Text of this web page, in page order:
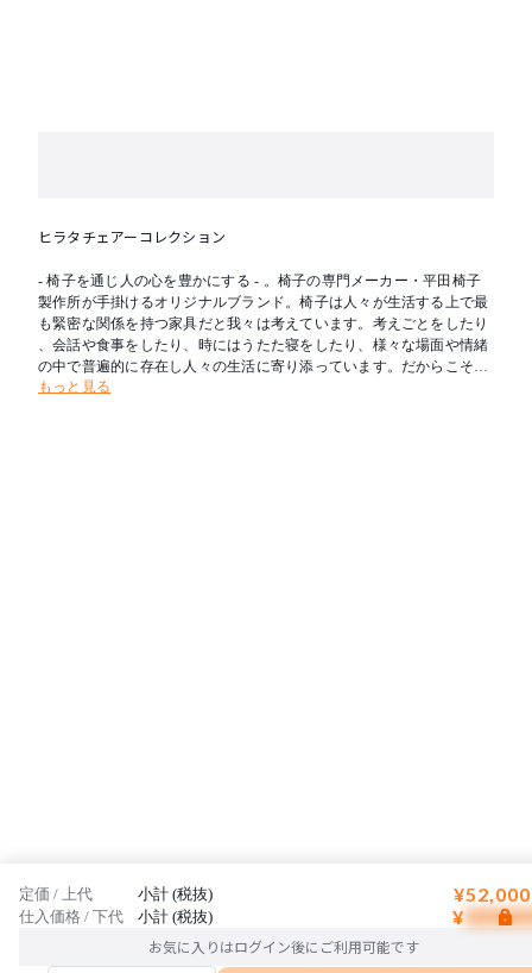
ヒラタチェアーコレクション
- 椅子を通じ人の心を豊かにする - 。椅子の専門メーカー・平田椅子
製作所が手掛けるオリジナルブランド。椅子は人々が生活する上で最
も緊密な関係を持つ家具だと我々は考えています。考えごとをしたり
、会話や食事をしたり、時にはうたた寝をしたり、様々な場面や情緒
の中で普遍的に存在し人々の生活に寄り添っています。だからこそ、
椅子は座るという機能だけではなく、人の心へも大きな影響を与える
もっと見る
定価 / 上代 小計 (税抜)
仕入価格 / 下代 小計 (税抜) ¥
お気に入りはログイン後にご利用可能です